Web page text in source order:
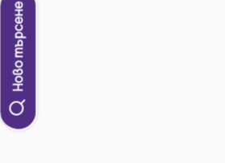
Ново търсене